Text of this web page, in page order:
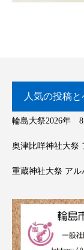
人気の投稿と
輪島大祭2026年 8
奥津比咩神社大祭
重蔵神社大祭 アル